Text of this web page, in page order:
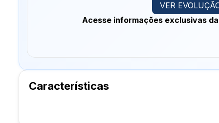
VER
Acesse informações exclusivas
Características